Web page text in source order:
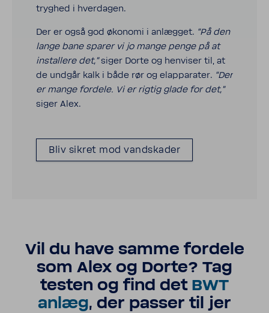
tryghed i hver­dagen.
Der er også god økonomi i anlægget. “På den
lange bane sparer vi jo mange penge på at
instal­lere det,”siger Dorte og henviser til, at
de undgår kalk i både rør og elap­pa­rater. “Der
er mange fordele. Vi er rigtig glade for det,”
siger Alex.
Bliv sikret mod vand­skader
Vil du have samme fordele
som Alex og Dorte? Tag
testen og find det BWT
anlæg, der passer til jer